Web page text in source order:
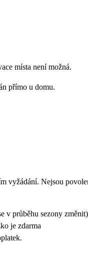
místa není možná.
přímo u domu.
vyžádání. Nejsou
v průběhu sezony změnit)
je zdarma